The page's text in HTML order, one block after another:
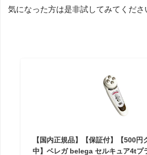
気になった方は是非試してみてくださ
【国内正規品】【保証付】【500円
中】ベレガ belega セルキュア4tプ